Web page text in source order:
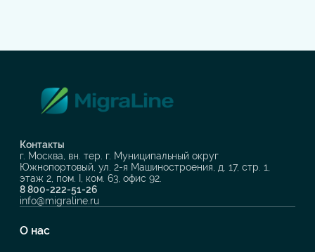
Контакты
г. Москва, вн. тер. г. Муниципальный округ
Южнопортовый, ул. 2-я Машиностроения, д. 17, стр. 1,
этаж 2, пом. I, ком. 63, офис 92.
8 800-222-51-26
info@migraline.ru
О нас